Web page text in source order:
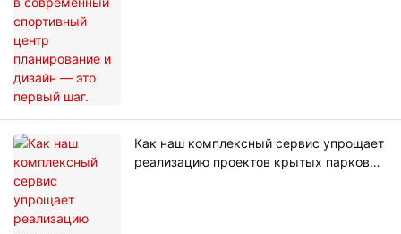
Как наш комплексный сервис упрощает
реализацию проектов крытых парков